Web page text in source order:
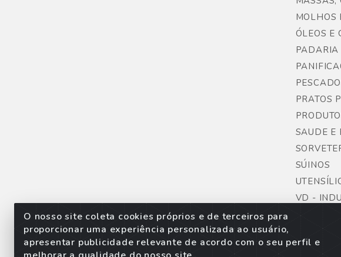
O nosso site coleta cookies próprios e de terceiros para
proporcionar uma experiência personalizada ao usuário,
apresentar publicidade relevante de acordo com o seu perfil e
MOLHOS
ÓLEOS E
PADARIA
PRATOS
SAUDE E
SÚINOS
VD -
Sorpan - Rodovia dos Imigrantes, Lote 06, São